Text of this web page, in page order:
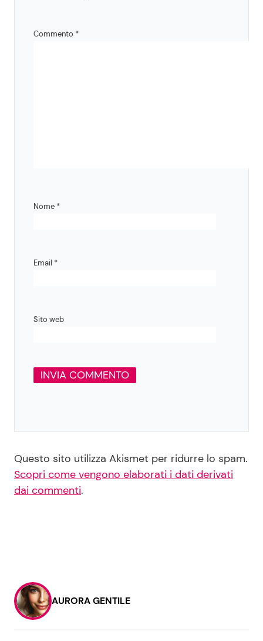
Commento *
Nome *
Email *
Sito web
Questo sito utilizza Akismet per ridurre lo spam.
Scopri come vengono elaborati i dati derivati
dai commenti.
AURORA GENTILE